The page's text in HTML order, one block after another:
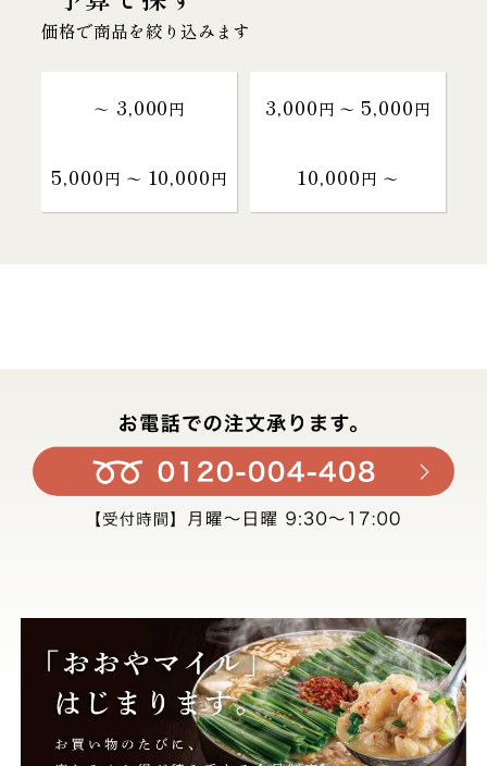
価格で商品を絞り込みます
～ 3,000円 3,000円 〜 5,000円
5,000円 〜 10,000円 10,000円 〜